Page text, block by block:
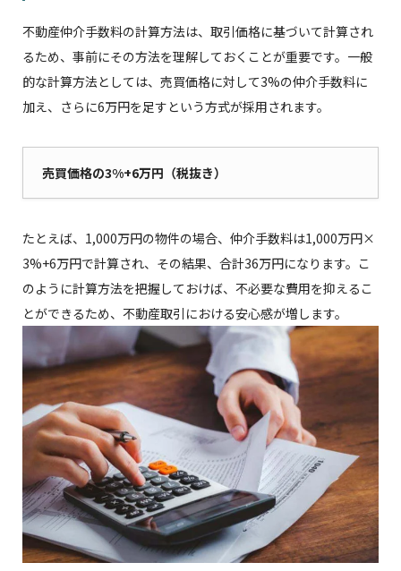
不動産仲介手数料の計算方法は、取引価格に基づいて計算され
るため、事前にその方法を理解しておくことが重要です。一般
的な計算方法としては、売買価格に対して3%の仲介手数料に
加え、さらに6万円を足すという方式が採用されます。
売買価格の3%+6万円（税抜き）
たとえば、1,000万円の物件の場合、仲介手数料は1,000万円×
3%+6万円で計算され、その結果、合計36万円になります。こ
のように計算方法を把握しておけば、不必要な費用を抑えるこ
とができるため、不動産取引における安心感が増します。